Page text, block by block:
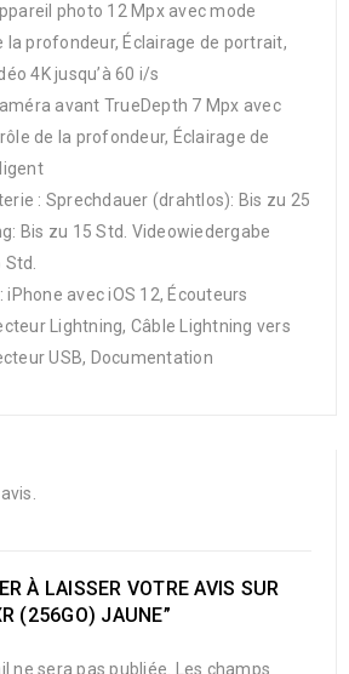
photo 12 Mpx avec mode
la profondeur, Éclairage de portrait,
4K jusqu’à 60 i/s
avant TrueDepth 7 Mpx avec
de la profondeur, Éclairage de
: Sprechdauer (drahtlos): Bis zu 25
Bis zu 15 Std. Video­wiedergabe
avec iOS 12, Écouteurs
Lightning, Câble Lightning vers
USB, Documentation
À LAISSER VOTRE AVIS SUR
(256GO) JAUNE”
ne sera pas publiée. Les champs